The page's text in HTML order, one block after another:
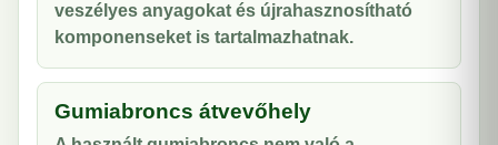
veszélyes anyagokat és újrahasznosítható
komponenseket is tartalmazhatnak.
Gumiabroncs átvevőhely